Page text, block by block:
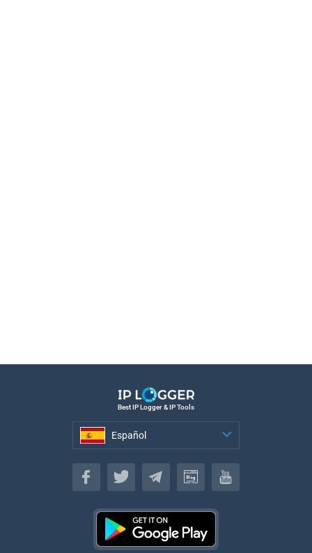
Best IP Logger & IP Tools
Español
Español